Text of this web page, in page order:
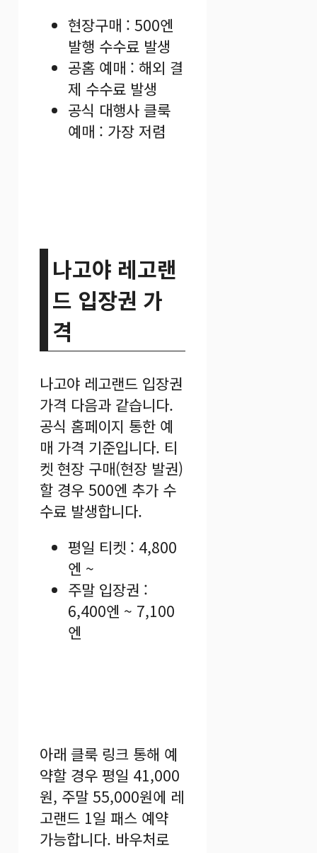
현장구매 : 500엔
발행 수수료 발생
공홈 예매 : 해외 결
제 수수료 발생
공식 대행사 클룩
예매 : 가장 저렴
나고야 레고랜
드 입장권 가
격
나고야 레고랜드 입장권
가격 다음과 같습니다.
공식 홈페이지 통한 예
매 가격 기준입니다. 티
켓 현장 구매(현장 발권)
할 경우 500엔 추가 수
수료 발생합니다.
평일 티켓 : 4,800
엔 ~
주말 입장권 :
6,400엔 ~ 7,100
엔
아래 클룩 링크 통해 예
약할 경우 평일 41,000
원, 주말 55,000원에 레
고랜드 1일 패스 예약
가능합니다. 바우처로